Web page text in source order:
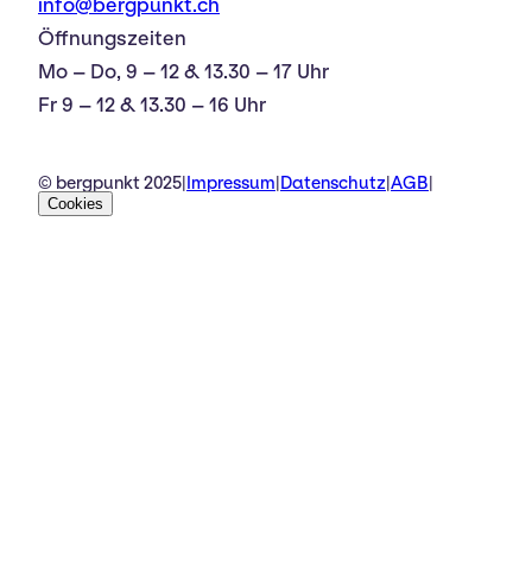
info@bergpunkt.ch
Öffnungszeiten
Mo – Do, 9 – 12 & 13.30 – 17 Uhr
Fr 9 – 12 & 13.30 – 16 Uhr
© bergpunkt 2025 Impressum Datenschutz AGB
Cookies